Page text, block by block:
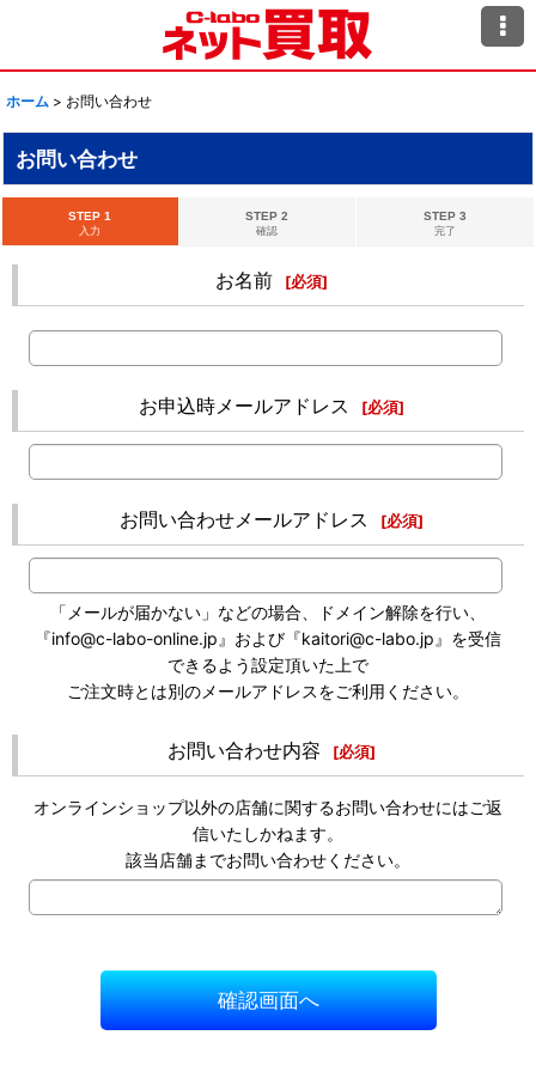
ホーム > お問い合わせ
お問い合わせ
STEP 1
入力
STEP 2
確認
STEP 3
完了
お名前 [必須]
お申込時メールアドレス [必須]
お問い合わせメールアドレス [必須]
「メールが届かない」などの場合、ドメイン解除を行い、
『info@c-labo-online.jp』および『kaitori@c-labo.jp』を受信
できるよう設定頂いた上で
ご注文時とは別のメールアドレスをご利用ください。
お問い合わせ内容 [必須]
オンラインショップ以外の店舗に関するお問い合わせにはご返
信いたしかねます。
該当店舗までお問い合わせください。
確認画面へ